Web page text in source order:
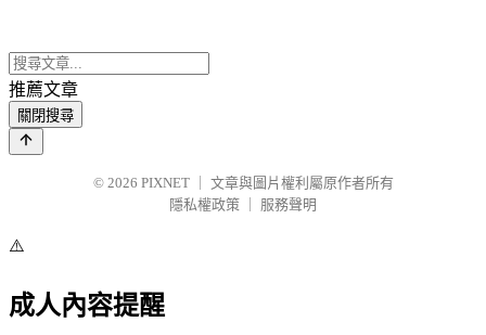
推薦文章
關閉搜尋
© 2026 PIXNET
文章與圖片權利屬原作者所有
隱私權政策
服務聲明
⚠️
成人內容提醒